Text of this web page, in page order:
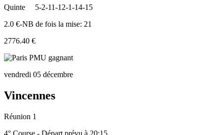
Quinte
5-2-11-12-1-14-15
2.0 €-NB de fois la mise: 21
2776.40 €
vendredi 05 décembre
Vincennes
Réunion 1
4° Course - Départ prévu à 20:15